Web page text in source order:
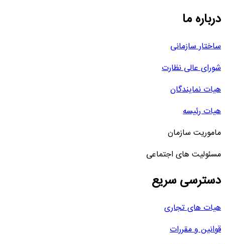
درباره ما
ساختار سازمانی
شورای عالی نظارت
هیات نمایندگان
هیات رئیسه
ماموریت سازمان
مسئولیت های اجتماعی
دسترسی سریع
هیات های تجاری
قوانین و مقررات